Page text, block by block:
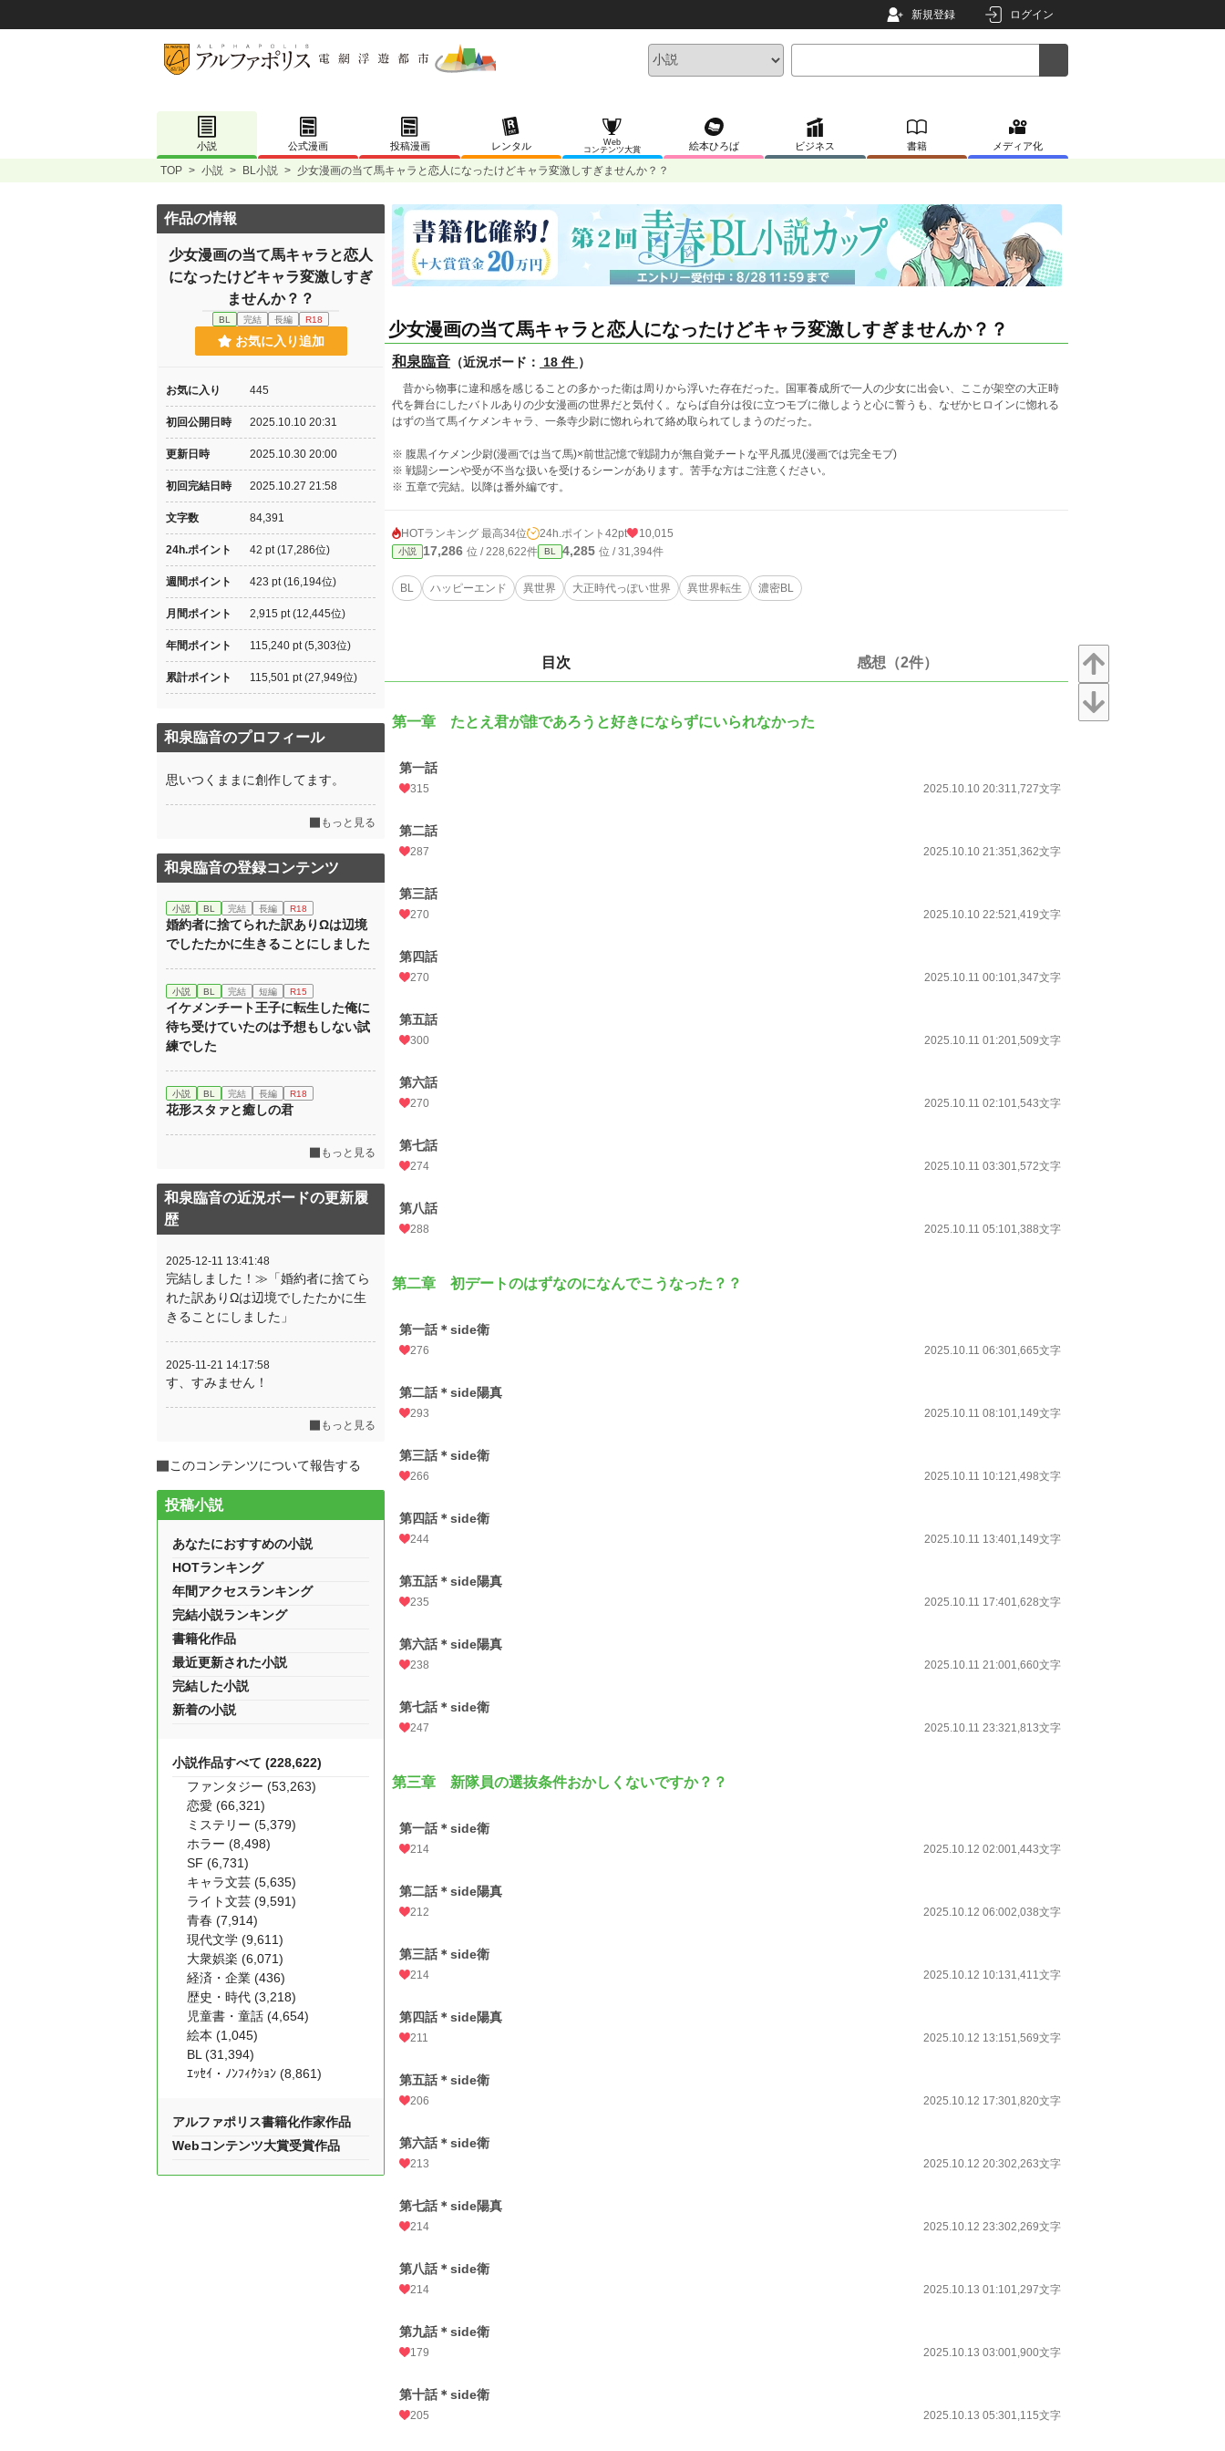
新規登録 ログイン
小説 公式漫画 投稿漫画 レンタル
Web
コンテンツ大賞
絵本ひろば ビジネス 書籍 メディア化
TOP > 小説 > BL小説 > 少女漫画の当て馬キャラと恋人になったけどキャラ変激しすぎませんか？？
少女漫画の当て馬キャラと恋人になったけどキャラ変激しすぎませんか？？
和泉臨音 （近況ボード： 18 件 ）
昔から物事に違和感を感じることの多かった衛は周りから浮いた存在だった。国軍養成所で一人の少女に出会い、ここが架空の大正時
代を舞台にしたバトルありの少女漫画の世界だと気付く。ならば自分は役に立つモブに徹しようと心に誓うも、なぜかヒロインに惚れる
はずの当て馬イケメンキャラ、一条寺少尉に惚れられて絡め取られてしまうのだった。
※ 腹黒イケメン少尉(漫画では当て馬)×前世記憶で戦闘力が無自覚チートな平凡孤児(漫画では完全モブ)
※ 戦闘シーンや受が不当な扱いを受けるシーンがあります。苦手な方はご注意ください。
※ 五章で完結。以降は番外編です。
HOTランキング 最高34位 24h.ポイント 42pt 10,015
小説 17,286 位 / 228,622件 BL 4,285 位 / 31,394件
BL ハッピーエンド 異世界 大正時代っぽい世界 異世界転生 濃密BL
目次 感想（2件）
第一章 たとえ君が誰であろうと好きにならずにいられなかった
第一話
315 2025.10.10 20:311,727文字
第二話
287 2025.10.10 21:351,362文字
第三話
270 2025.10.10 22:521,419文字
第四話
270 2025.10.11 00:101,347文字
第五話
300 2025.10.11 01:201,509文字
第六話
270 2025.10.11 02:101,543文字
第七話
274 2025.10.11 03:301,572文字
第八話
288 2025.10.11 05:101,388文字
第二章 初デートのはずなのになんでこうなった？？
第一話＊side衛
276 2025.10.11 06:301,665文字
第二話＊side陽真
293 2025.10.11 08:101,149文字
第三話＊side衛
266 2025.10.11 10:121,498文字
第四話＊side衛
244 2025.10.11 13:401,149文字
第五話＊side陽真
235 2025.10.11 17:401,628文字
第六話＊side陽真
238 2025.10.11 21:001,660文字
第七話＊side衛
247 2025.10.11 23:321,813文字
第三章 新隊員の選抜条件おかしくないですか？？
第一話＊side衛
214 2025.10.12 02:001,443文字
第二話＊side陽真
212 2025.10.12 06:002,038文字
第三話＊side衛
214 2025.10.12 10:131,411文字
第四話＊side陽真
211 2025.10.12 13:151,569文字
第五話＊side衛
206 2025.10.12 17:301,820文字
第六話＊side衛
213 2025.10.12 20:302,263文字
第七話＊side陽真
214 2025.10.12 23:302,269文字
第八話＊side衛
214 2025.10.13 01:101,297文字
第九話＊side衛
179 2025.10.13 03:001,900文字
第十話＊side衛
205 2025.10.13 05:301,115文字
作品の情報
少女漫画の当て馬キャラと恋人
になったけどキャラ変激しすぎ
ませんか？？
BL 完結 長編 R18
お気に入り追加
お気に入り 445
初回公開日時 2025.10.10 20:31
更新日時 2025.10.30 20:00
初回完結日時 2025.10.27 21:58
文字数 84,391
24h.ポイント 42 pt (17,286位)
週間ポイント 423 pt (16,194位)
月間ポイント 2,915 pt (12,445位)
年間ポイント 115,240 pt (5,303位)
累計ポイント 115,501 pt (27,949位)
和泉臨音のプロフィール
思いつくままに創作してます。
もっと見る
和泉臨音の登録コンテンツ
小説 BL 完結 長編 R18
婚約者に捨てられた訳ありΩは辺境
でしたたかに生きることにしました
小説 BL 完結 短編 R15
イケメンチート王子に転生した俺に
待ち受けていたのは予想もしない試
練でした
小説 BL 完結 長編 R18
花形スタァと癒しの君
もっと見る
和泉臨音の近況ボードの更新履
歴
2025-12-11 13:41:48
完結しました！≫「婚約者に捨てら
れた訳ありΩは辺境でしたたかに生
きることにしました」
2025-11-21 14:17:58
す、すみません！
もっと見る
このコンテンツについて報告する
投稿小説
あなたにおすすめの小説
HOTランキング
年間アクセスランキング
完結小説ランキング
書籍化作品
最近更新された小説
完結した小説
新着の小説
小説作品すべて (228,622)
ファンタジー (53,263)
恋愛 (66,321)
ミステリー (5,379)
ホラー (8,498)
SF (6,731)
キャラ文芸 (5,635)
ライト文芸 (9,591)
青春 (7,914)
現代文学 (9,611)
大衆娯楽 (6,071)
経済・企業 (436)
歴史・時代 (3,218)
児童書・童話 (4,654)
絵本 (1,045)
BL (31,394)
ｴｯｾｲ・ﾉﾝﾌｨｸｼｮﾝ (8,861)
アルファポリス書籍化作家作品
Webコンテンツ大賞受賞作品